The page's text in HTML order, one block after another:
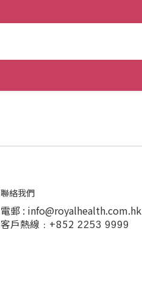
聯絡我們
電郵 : info@royalhealth.com.hk
客戶熱線﹕ +852 2253 9999